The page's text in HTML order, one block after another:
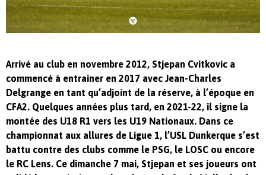
Arrivé au club en novembre 2012, Stjepan Cvitkovic a
commencé à entrainer en 2017 avec Jean-Charles
Delgrange en tant qu’adjoint de la réserve, à l’époque en
CFA2. Quelques années plus tard, en 2021-22, il signe la
montée des U18 R1 vers les U19 Nationaux. Dans ce
championnat aux allures de Ligue 1, l’USL Dunkerque s’est
battu contre des clubs comme le PSG, le LOSC ou encore
le RC Lens. Ce dimanche 7 mai, Stjepan et ses joueurs ont